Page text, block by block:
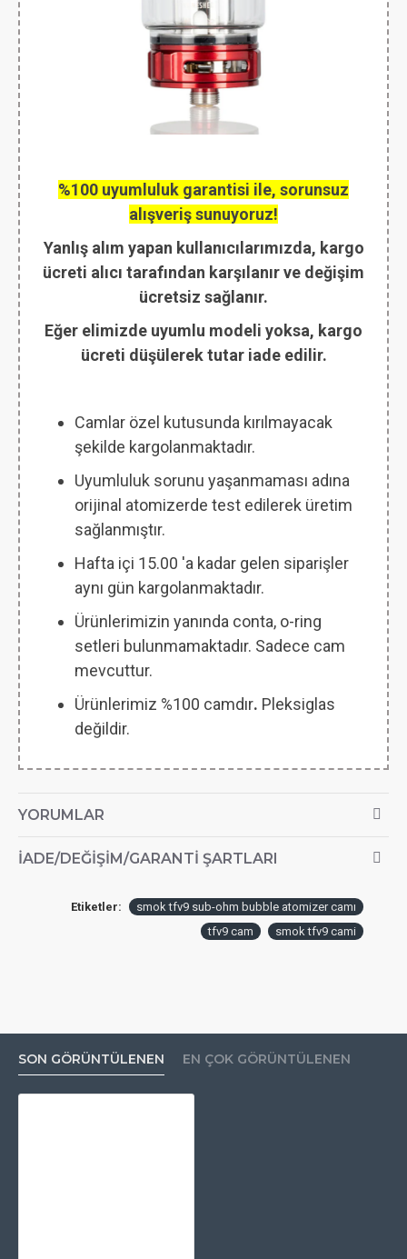
%100 uyumluluk garantisi ile, sorunsuz
alışveriş sunuyoruz!
Yanlış alım yapan kullanıcılarımızda, kargo
ücreti alıcı tarafından karşılanır ve değişim
ücretsiz sağlanır.
Eğer elimizde uyumlu modeli yoksa, kargo
ücreti düşülerek tutar iade edilir.
Camlar özel kutusunda kırılmayacak
şekilde kargolanmaktadır.
Uyumluluk sorunu yaşanmaması adına
orijinal atomizerde test edilerek üretim
sağlanmıştır.
Hafta içi 15.00 'a kadar gelen siparişler
aynı gün kargolanmaktadır.
Ürünlerimizin yanında conta, o-ring
setleri bulunmamaktadır. Sadece cam
mevcuttur.
Ürünlerimiz %100 camdır. Pleksiglas
değildir.
YORUMLAR
İADE/DEĞIŞIM/GARANTI ŞARTLARI
Etiketler:
smok tfv9 sub-ohm bubble atomizer camı
tfv9 cam
smok tfv9 cami
SON GÖRÜNTÜLENEN EN ÇOK GÖRÜNTÜLENEN